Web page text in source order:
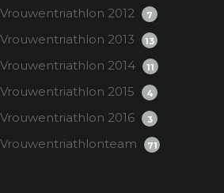
Vrouwentriathlon 2012 7
Vrouwentriathlon 2013 13
Vrouwentriathlon 2014 11
Vrouwentriathlon 2015 4
Vrouwentriathlon 2016 3
Vrouwentriathlonteam 71